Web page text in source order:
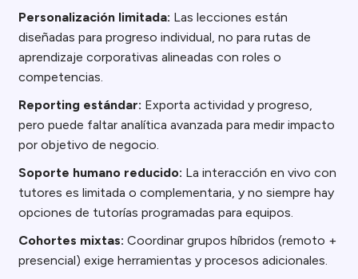
Personalización limitada: Las lecciones están
diseñadas para progreso individual, no para rutas de
aprendizaje corporativas alineadas con roles o
competencias.
Reporting estándar: Exporta actividad y progreso,
pero puede faltar analítica avanzada para medir impacto
por objetivo de negocio.
Soporte humano reducido: La interacción en vivo con
tutores es limitada o complementaria, y no siempre hay
opciones de tutorías programadas para equipos.
Cohortes mixtas: Coordinar grupos híbridos (remoto +
presencial) exige herramientas y procesos adicionales.